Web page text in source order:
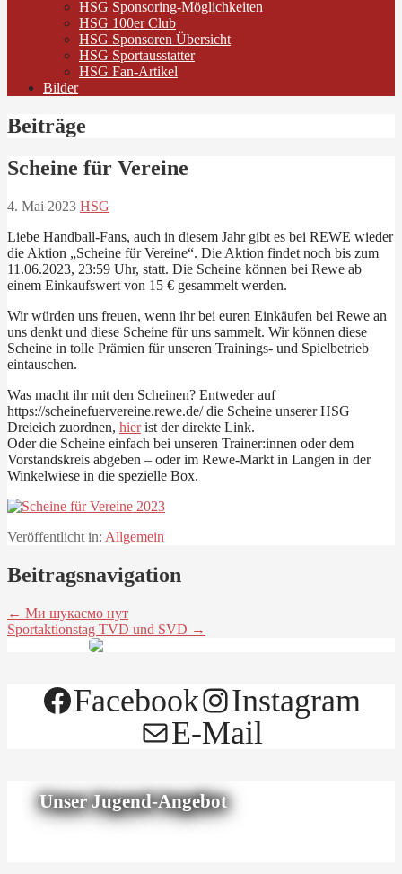
HSG Sponsoring-Möglichkeiten
HSG 100er Club
HSG Sponsoren Übersicht
HSG Sportausstatter
HSG Fan-Artikel
Bilder
Beiträge
Scheine für Vereine
4. Mai 2023 HSG
Liebe Handball-Fans, auch in diesem Jahr gibt es bei REWE wieder
die Aktion „Scheine für Vereine“. Die Aktion findet noch bis zum
11.06.2023, 23:59 Uhr, statt. Die Scheine können bei Rewe ab
einem Einkaufswert von 15 € gesammelt werden.
Wir würden uns freuen, wenn ihr bei euren Einkäufen bei Rewe an
uns denkt und diese Scheine für uns sammelt. Wir können diese
Scheine in tolle Prämien für unseren Trainings- und Spielbetrieb
eintauschen.
Was macht ihr mit den Scheinen? Entweder auf
https://scheinefuervereine.rewe.de/ die Scheine unserer HSG
Dreieich zuordnen, hierist der direkte Link.
Oder die Scheine einfach bei unseren Trainer:innen oder dem
Vorstandskreis abgeben – oder im Rewe-Markt in Langen in der
Winkelwiese in die spezielle Box.
Veröffentlicht in: Allgemein
Beitragsnavigation
← Ми шукаємо нут
Sportaktionstag TVD und SVD →
Facebook
Instagram
E-Mail
Unser Jugend-Angebot